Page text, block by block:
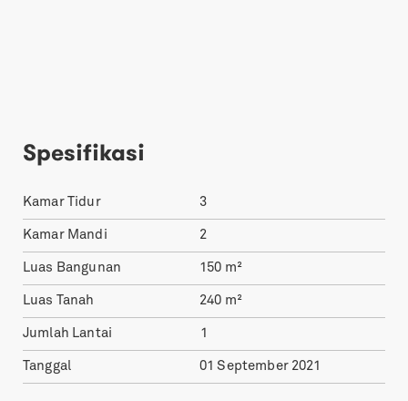
Spesifikasi
Kamar Tidur 3
Kamar Mandi 2
Luas Bangunan 150 m²
Luas Tanah 240 m²
Jumlah Lantai 1
Tanggal 01 September 2021